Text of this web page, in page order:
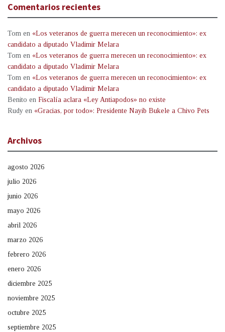
Comentarios recientes
Tom en «Los veteranos de guerra merecen un reconocimiento»: ex
candidato a diputado Vladimir Melara
Tom en «Los veteranos de guerra merecen un reconocimiento»: ex
candidato a diputado Vladimir Melara
Tom en «Los veteranos de guerra merecen un reconocimiento»: ex
candidato a diputado Vladimir Melara
Benito en Fiscalía aclara «Ley Antiapodos» no existe
Rudy en «Gracias, por todo»: Presidente Nayib Bukele a Chivo Pets
Archivos
agosto 2026
julio 2026
junio 2026
mayo 2026
abril 2026
marzo 2026
febrero 2026
enero 2026
diciembre 2025
noviembre 2025
octubre 2025
septiembre 2025